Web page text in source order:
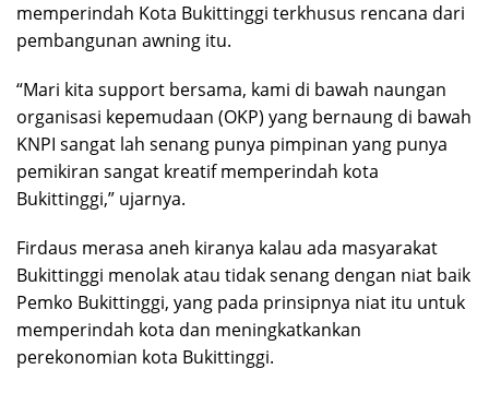
memperindah Kota Bukittinggi terkhusus rencana dari
pembangunan awning itu.
“Mari kita support bersama, kami di bawah naungan
organisasi kepemudaan (OKP) yang bernaung di bawah
KNPI sangat lah senang punya pimpinan yang punya
pemikiran sangat kreatif memperindah kota
Bukittinggi,” ujarnya.
Firdaus merasa aneh kiranya kalau ada masyarakat
Bukittinggi menolak atau tidak senang dengan niat baik
Pemko Bukittinggi, yang pada prinsipnya niat itu untuk
memperindah kota dan meningkatkankan
perekonomian kota Bukittinggi.